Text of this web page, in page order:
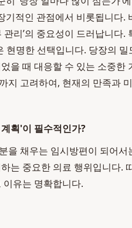
적인 관점에서 비롯됩니다.
관리’의 중요성이 드러납니다
명한 선택입니다. 당장의
을 때 대응할 수 있는 소중한
지 고려하여, 현재의 만족과
획'이 필수적인가?
을 채우는 임시방편이 되어
는 중요한 의료 행위입니다.
유는 명확합니다.